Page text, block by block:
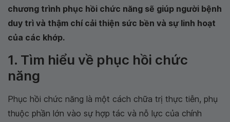
chương trình phục hồi chức năng sẽ giúp người bệnh
duy trì và thậm chí cải thiện sức bền và sự linh hoạt
của các khớp.
1. Tìm hiểu về phục hồi chức
năng
Phục hồi chức năng là một cách chữa trị thực tiễn, phụ
thuộc phần lớn vào sự hợp tác và nỗ lực của chính